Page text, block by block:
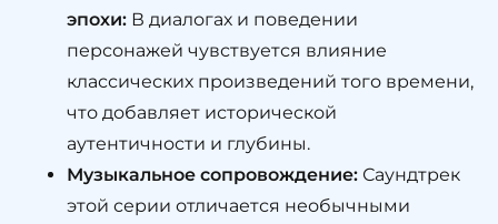
эпохи: В диалогах и поведении
персонажей чувствуется влияние
классических произведений того времени,
что добавляет исторической
аутентичности и глубины.
Музыкальное сопровождение: Саундтрек
этой серии отличается необычными